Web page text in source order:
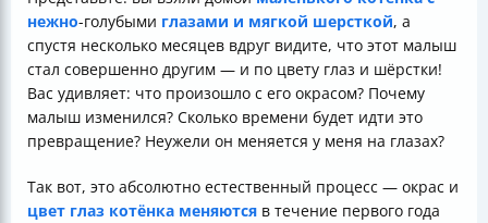
нежно-голубыми глазами и мягкой шерсткой, а
спустя несколько месяцев вдруг видите, что этот малыш
стал совершенно другим — и по цвету глаз и шёрстки!
Вас удивляет: что произошло с его окрасом? Почему
малыш изменился? Сколько времени будет идти это
превращение? Неужели он меняется у меня на глазах?
Так вот, это абсолютно естественный процесс — окрас и
цвет глаз котёнка меняются в течение первого года